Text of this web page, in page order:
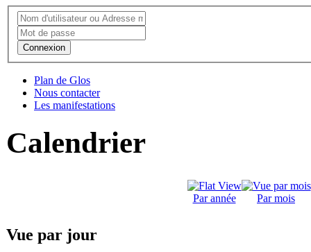
Connexion
Plan de Glos
Nous contacter
Les manifestations
Calendrier
Par année Par mois
Vue par jour